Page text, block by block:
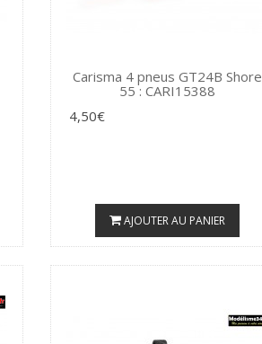
Carisma 4 pneus GT24B Shore
55 : CARI15388
4,50€
AJOUTER AU PANIER